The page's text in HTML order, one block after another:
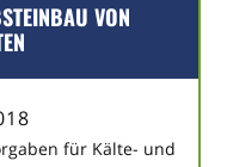
VON
für Kälte- und